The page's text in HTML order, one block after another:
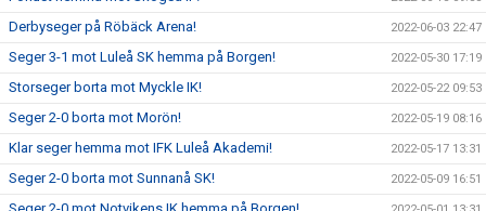
Derbyseger på Röbäck Arena! 2022-06-03 22:47
Seger 3-1 mot Luleå SK hemma på Borgen! 2022-05-30 17:19
Storseger borta mot Myckle IK! 2022-05-22 09:53
Seger 2-0 borta mot Morön! 2022-05-19 08:16
Klar seger hemma mot IFK Luleå Akademi! 2022-05-17 13:31
Seger 2-0 borta mot Sunnanå SK! 2022-05-09 16:51